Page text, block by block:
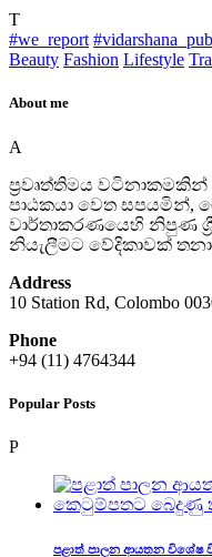
T
#we_report
Beauty Fashion Lifestyle
About me
A
ප්‍රවෘත්තිමය
පාඨකයා වෙත සපයමින්,
වාර්තාකරණයෙහි නිපුණ
නියැලීමට වේදිකාවක් තනා
Address
10 Station Rd, Colombo
Phone
+94 (11) 4764344
Popular Posts
P
පළාත් පාලන ආයතන විශේෂ